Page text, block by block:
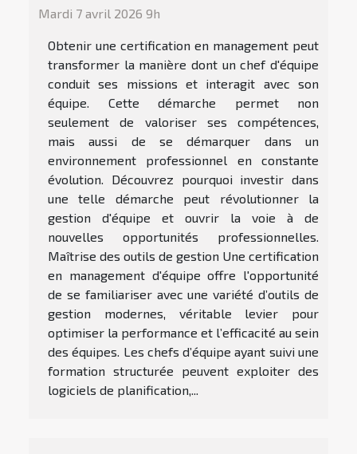
Mardi 7 avril 2026 9h
Obtenir une certification en management peut
transformer la manière dont un chef d'équipe
conduit ses missions et interagit avec son
équipe. Cette démarche permet non
seulement de valoriser ses compétences,
mais aussi de se démarquer dans un
environnement professionnel en constante
évolution. Découvrez pourquoi investir dans
une telle démarche peut révolutionner la
gestion d'équipe et ouvrir la voie à de
nouvelles opportunités professionnelles.
Maîtrise des outils de gestion Une certification
en management d'équipe offre l'opportunité
de se familiariser avec une variété d’outils de
gestion modernes, véritable levier pour
optimiser la performance et l’efficacité au sein
des équipes. Les chefs d’équipe ayant suivi une
formation structurée peuvent exploiter des
logiciels de planification,...